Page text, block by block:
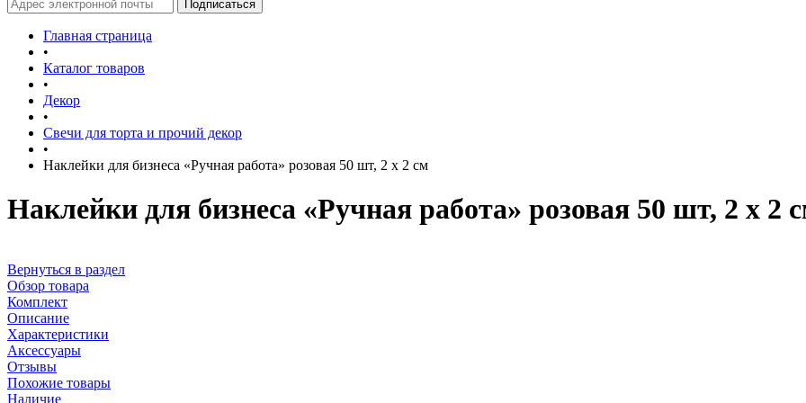
Главная страница
•
Каталог товаров
•
Декор
•
Свечи для торта и прочий декор
•
Наклейки для бизнеса «Ручная работа» розовая 50 шт, 2 х 2 см
Наклейки для бизнеса «Ручная работа» розовая 50 шт, 2 х 2
Вернуться в раздел
Обзор товара
Комплект
Описание
Характеристики
Аксессуары
Отзывы
Похожие товары
Наличие